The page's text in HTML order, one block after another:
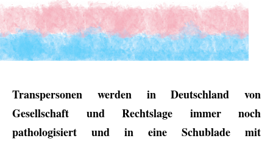
Transpersonen werden in Deutschland von
Gesellschaft und Rechtslage immer noch
pathologisiert und in eine Schublade mit